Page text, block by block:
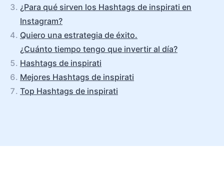
¿Para qué sirven los Hashtags de inspirati en
Instagram?
Quiero una estrategia de éxito.
¿Cuánto tiempo tengo que invertir al día?
Hashtags de inspirati
Mejores Hashtags de inspirati
Top Hashtags de inspirati